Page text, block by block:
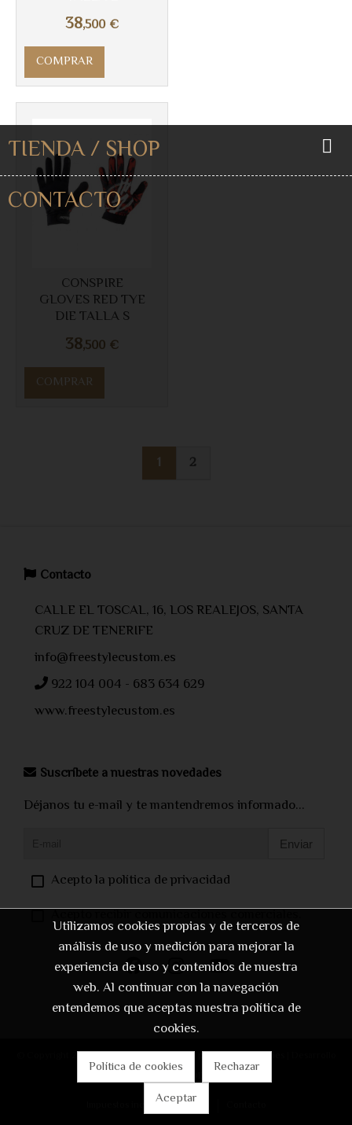
TIENDA / SHOP
CONTACTO
38,500 €
COMPRAR
CONSPIRE
GLOVES RED TYE
DIE TALLA S
38,500 €
COMPRAR
1 2
Contacto
CALLE EL TOSCAL, 16, LOS REALEJOS, SANTA
CRUZ DE TENERIFE
info@freestylecustom.es
922 104 004 - 683 634 629
www.freestylecustom.es
Suscríbete a nuestras novedades
Déjanos tu e-mail y te mantendremos informado...
Enviar
Acepto la política de privacidad
Acepto recibir comunicaciones comerciales.
© Copyright 2026 |Aviso legal|Política de privacidad|Cookies
Impuestos incluidos
Inicio
Utilizamos cookies propias y de terceros de
análisis de uso y medición para mejorar la
experiencia de uso y contenidos de nuestra
web. Al continuar con la navegación
entendemos que aceptas nuestra política de
cookies.
Política de cookies
Rechazar
Aceptar